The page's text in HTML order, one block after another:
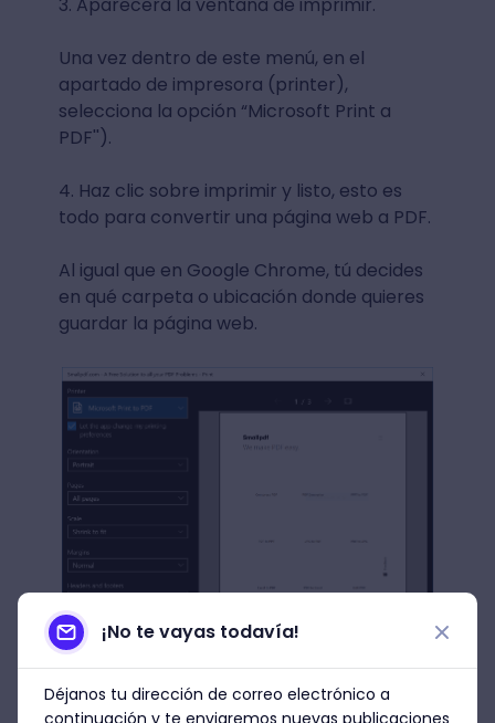
Una vez dentro de este menú, en el
apartado de impresora (printer),
selecciona la opción “Microsoft Print a
PDF'').
4. Haz clic sobre imprimir y listo, esto es
todo para convertir una página web a PDF.
Al igual que en Google Chrome, tú decides
en qué carpeta o ubicación donde quieres
guardar la página web.
Fuente: smallPDF
¡No te vayas todavía!
Déjanos tu dirección de correo electrónico a
continuación y te enviaremos nuevas publicaciones